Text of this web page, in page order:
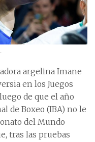
argelina Imane
en los Juegos
de que el año
de Boxeo (IBA) no le
del Mundo
tras las pruebas